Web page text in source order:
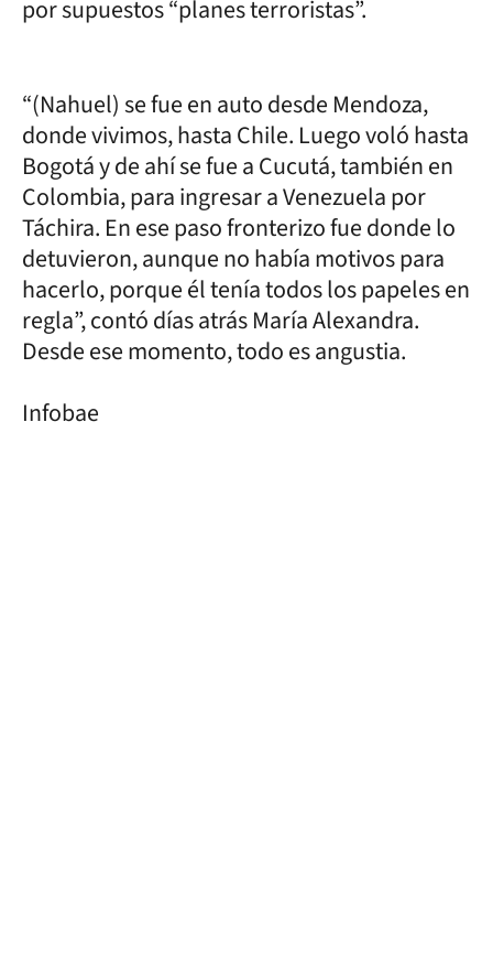
por supuestos “planes terroristas”.
“(Nahuel) se fue en auto desde Mendoza,
donde vivimos, hasta Chile. Luego voló hasta
Bogotá y de ahí se fue a Cucutá, también en
Colombia, para ingresar a Venezuela por
Táchira. En ese paso fronterizo fue donde lo
detuvieron, aunque no había motivos para
hacerlo, porque él tenía todos los papeles en
regla”, contó días atrás María Alexandra.
Desde ese momento, todo es angustia.
Infobae